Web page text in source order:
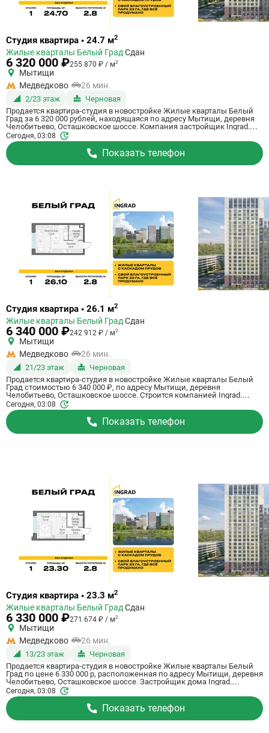
Ссылка
квартиру
Студия квартира • 24.7 м2
Жилые кварталы Белый Град Сдан
6 320 000 ₽255 870 ₽ / м2
Мытищи
Медведково
26 мин.
2/23 этаж
Черновая
Продается квартира-студия в новостройке Жилые кварталы Белый
Град за 6 320 000 рублей, находящаяся по адресу Мытищи, деревня
Челобитьево, Осташковское шоссе. Компания застройщик Ingrad.
Квартира сдается в III квартале 2026 года с черновой отделкой, в 26
минутах на машине от станции метрополитена Медведково. Общая
площадь квартиры - 24.7 м². Этаж 2 из 23. ID квартиры на СтройкиРУ
759054, назовите его когда будете звонить.
Сегодня, 03:08
Показать телефон
Ссылка
квартиру
Студия квартира • 26.1 м2
Жилые кварталы Белый Град Сдан
6 340 000 ₽242 912 ₽ / м2
Мытищи
Медведково
26 мин.
21/23 этаж
Черновая
Продается квартира-студия в новостройке Жилые кварталы Белый
Град стоимостью 6 340 000 ₽, по адресу Мытищи, деревня
Челобитьево, Осташковское шоссе. Строится компанией Ingrad.
Квартира сдается в 3 квартале 2026 года с черновой отделкой, в 26
минутах на машине от станции метро Медведково. Общая площадь
квартиры - 26.1 кв. м. Этаж 21 из 23. ID квартиры на СтройкиРУ
759087, скажите его когда будете звонить.
Сегодня, 03:08
Показать телефон
Ссылка
квартиру
Студия квартира • 23.3 м2
Жилые кварталы Белый Град Сдан
6 330 000 ₽271 674 ₽ / м2
Мытищи
Медведково
26 мин.
13/23 этаж
Черновая
Продается квартира-студия в новостройке Жилые кварталы Белый
Град по цене 6 330 000 р, расположенная по адресу Мытищи, деревня
Челобитьево, Осташковское шоссе. Застройщик дома Ingrad.
Квартира сдается в III квартале 2026 года с черновой отделкой, в 26
минутах на машине от метро Медведково. Общая площадь квартиры
- 23.3 м². Этаж 13 из 23. ID квартиры на СтройкиРУ 759059, сообщите
его когда будете звонить.
Сегодня, 03:08
Показать телефон